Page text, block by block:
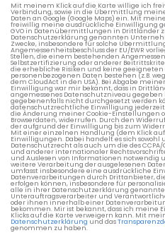
Mit meinem Klick auf die Karte willige ich
Verbindung, sowie in die Übermittlung
Daten an Google (Google Maps) ein. Mit
freiwillig meine ausdrückliche Einwilligung
GVO in Datenübermittlungen in Drittländer
Datenschutzerklärung genannten
Zwecke, insbesondere für solche
Angemessenheitsbeschluss der EU/EWR
Stellen, die einem bestehenden
Selbstzertifizierung oder anderer
die erhebliche Risiken und keine
personenbezogenen Daten bestehen (z.B.
dem CloudAct in den USA). Bei Abgabe
Einwilligung war mir bekannt, dass in
angemessenes Datenschutzniveau
gegebenenfalls nicht durchgesetzt werden
datenschutzrechtliche Einwilligung
die Änderung meiner Cookie-Einstellungen
Browserdaten, widerrufen. Durch den
der aufgrund der Einwilligung bis zum
Mit einer einzelnen Handlung (dem Klick
Einwilligungen. Dabei handelt es sich
Datenschutzrecht als auch um die des
und anderer internationaler
und Auslesen von Informationen notwendig
weitere Verarbeitung der ausgelesenen
umfasst insbesondere eine ausdrückliche
Datenverarbeitungen durch Drittanbieter,
erfolgen können, insbesondere für
alle in ihrer Datenschutzerklärung
Unterauftragsverarbeiter und
oder ihnen innerhalb einer
bekommen. Mir ist bekannt, dass ich meine
Klicks auf die Karte verweigern kann. Mit
Datenschutzerklärung und das
genommen zu haben.